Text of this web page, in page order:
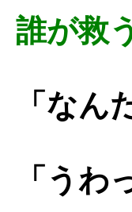
誰が救
「なん
「うわ